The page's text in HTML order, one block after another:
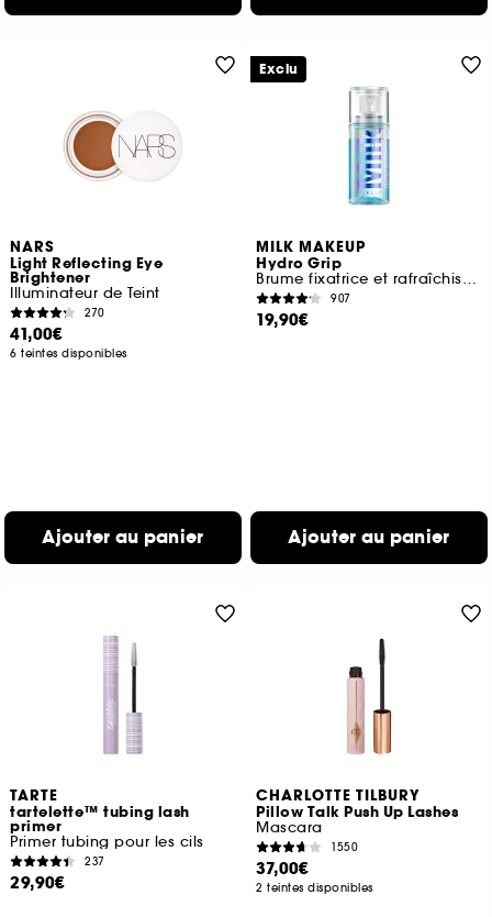
NARS
Light Reflecting Eye
Brightener
Illuminateur de Teint
270
41,00€
6 teintes disponibles
Ajouter au panier
MILK MAKEUP
Hydro Grip
Brume fixatrice et rafraîchissante Format Voyage
907
19,90€
Ajouter au panier
Exclu
TARTE
tartelette™ tubing lash
primer
Primer tubing pour les cils
237
29,90€
CHARLOTTE TILBURY
Pillow Talk Push Up Lashes
Mascara
1550
37,00€
2 teintes disponibles